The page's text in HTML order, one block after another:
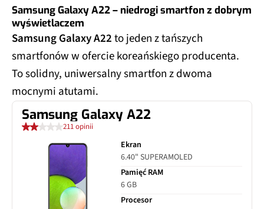
Samsung Galaxy A22 – niedrogi smartfon z dobrym
wyświetlaczem
Samsung Galaxy A22to jeden z tańszych
smartfonów w ofercie koreańskiego producenta.
To solidny, uniwersalny smartfon z dwoma
mocnymi atutami.
Samsung Galaxy A22
211 opinii
Ekran
6.40" SUPERAMOLED
Pamięć RAM
6 GB
Procesor